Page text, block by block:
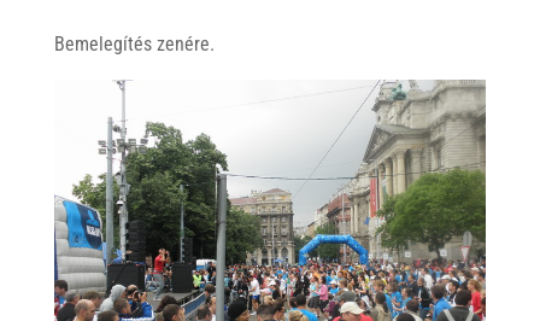
Bemelegítés zenére.